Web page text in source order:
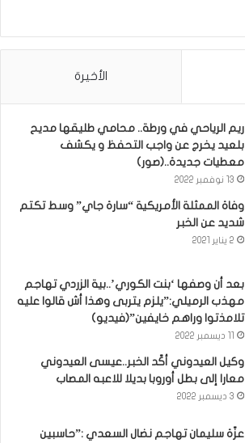
الأخيرة
ريم الرياحي في ورطة.. محامي طليقها مديح
بلعيد يخرج عن واجب التحفظ و يكشف
معطيات جديدة..(صور)
13 نوفمبر 2022
وفاة الممثلة الأمريكية “سارة جاي” وسط تكتم
شديد عن الخبر
2 يناير 2021
بعد أن وصفها ‘بنت الكوري’..بية الزردي تهاجم
مهذب الرميلي:”يلزم يتربى وهذا أش قالوا عليه
تلامذتوا وراهم خايفين”(فيديو)
وكيل العيدوني أكّد الخبر..عيسى العيدوني
معارا إلى بطل أوروبا بديلا للاعبه المصاب
3 ديسمبر 2022
عزّة سليمان تهاجم نضال السعدي :”حاسبين